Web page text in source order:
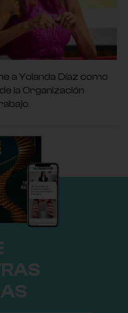
a Yolanda Díaz como
la Organización